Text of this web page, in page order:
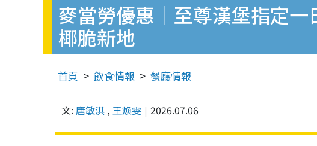
麥當勞優惠｜至尊漢堡指定
椰脆新地
首頁 飲食情報 餐廳情報
文: 唐敏淇 ,王煥雯 2026.07.06